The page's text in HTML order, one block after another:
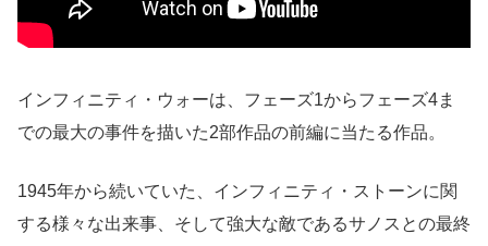
インフィニティ・ウォーは、フェーズ1からフェーズ4ま
での最大の事件を描いた2部作品の前編に当たる作品。
1945年から続いていた、インフィニティ・ストーンに関
する様々な出来事、そして強大な敵であるサノスとの最終